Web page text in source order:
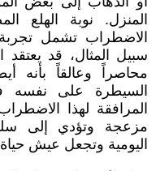
المنزل. نوبة الهلع
الاضطراب تشمل
سبيل المثال، قد
محاصراً وعالقاً بأنه
السيطرة على نفسه
المرافقة لهذا
مزعجة وتؤدي إلى
اليومية وتجعل عيش